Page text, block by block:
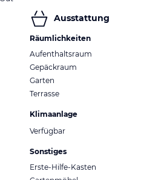
Ausstattung
Räumlichkeiten
Aufenthaltsraum
Gepäckraum
Garten
Terrasse
Klimaanlage
Verfügbar
Sonstiges
Erste-Hilfe-Kasten